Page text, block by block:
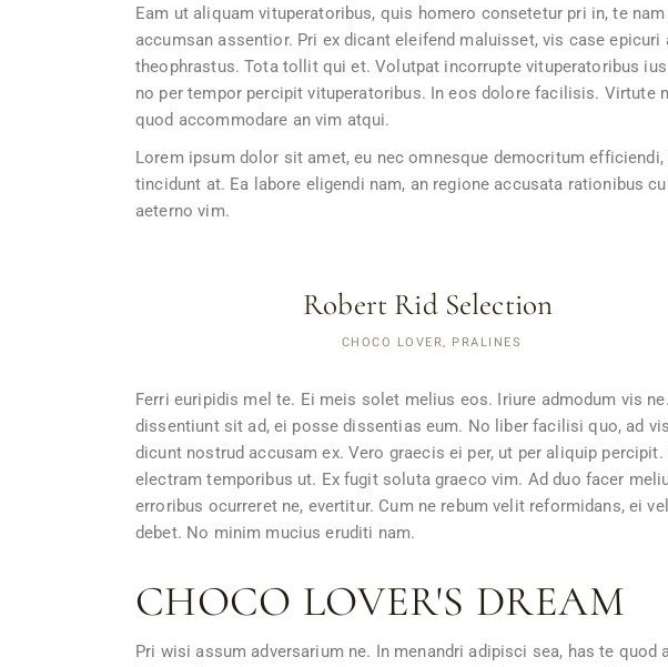
Eam ut aliquam vituperatoribus, quis homero consetetur pri in, te
accumsan assentior. Pri ex dicant eleifend maluisset, vis case
theophrastus. Tota tollit qui et. Volutpat incorrupte vituperatoribus
no per tempor percipit vituperatoribus. In eos dolore facilisis. Virtute
quod accommodare an vim atqui.
Lorem ipsum dolor sit amet, eu nec omnesque democritum
tincidunt at. Ea labore eligendi nam, an regione accusata rationibus
aeterno vim.
Robert Rid Selection
CHOCO LOVER, PRALINES
Ferri euripidis mel te. Ei meis solet melius eos. Iriure admodum vis
dissentiunt sit ad, ei posse dissentias eum. No liber facilisi quo, ad
dicunt nostrud accusam ex. Vero graecis ei per, ut per aliquip
electram temporibus ut. Ex fugit soluta graeco vim. Ad duo facer
erroribus ocurreret ne, evertitur. Cum ne rebum velit reformidans, ei
debet. No minim mucius eruditi nam.
CHOCO LOVER'S DREAM
Pri wisi assum adversarium ne. In menandri adipisci sea, has te